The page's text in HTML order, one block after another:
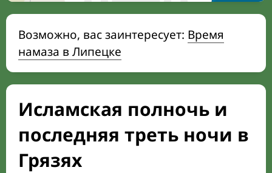
Возможно, вас заинтересует: Время
намаза в Липецке
Исламская полночь и
последняя треть ночи в
Грязях